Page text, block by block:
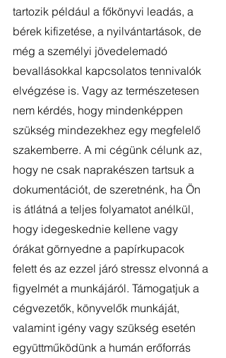
tartozik például a főkönyvi leadás, a
bérek kifizetése, a nyilvántartások, de
még a személyi jövedelemadó
bevallásokkal kapcsolatos tennivalók
elvégzése is. Vagy az természetesen
nem kérdés, hogy mindenképpen
szükség mindezekhez egy megfelelő
szakemberre. A mi cégünk célunk az,
hogy ne csak naprakészen tartsuk a
dokumentációt, de szeretnénk, ha Ön
is átlátná a teljes folyamatot anélkül,
hogy idegeskednie kellene vagy
órákat görnyedne a papírkupacok
felett és az ezzel járó stressz elvonná a
figyelmét a munkájáról. Támogatjuk a
cégvezetők, könyvelők munkáját,
valamint igény vagy szükség esetén
együttműködünk a humán erőforrás